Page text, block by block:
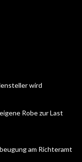
wird
Robe zur Last
am Richteramt